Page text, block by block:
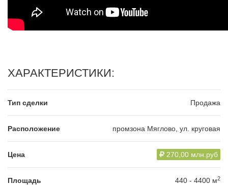
ХАРАКТЕРИСТИКИ:
Тип сделки Продажа
Расположение промзона Мяглово, ул. круговая
Цена 270,00 млн.руб
Площадь 440 - 4400 м2